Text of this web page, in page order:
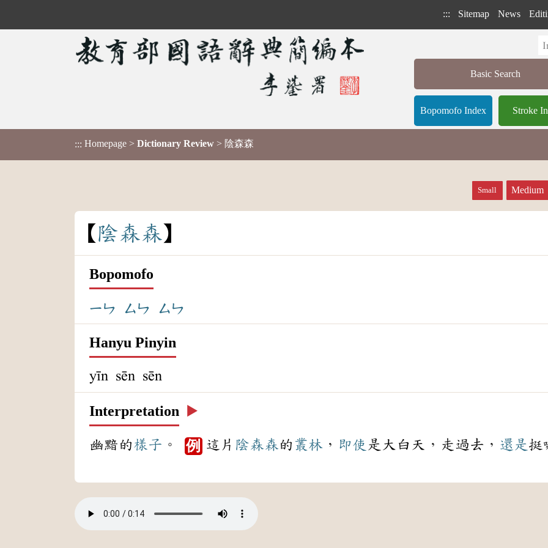
::: Sitemap News
Basic Search
Bopomofo Index Stroke
::: Homepage > Dictionary Review > 陰森森
Small Medium
陰森森
Bopomofo
ㄧㄣ ㄙㄣ ㄙㄣ
Hanyu Pinyin
yīn sēn sēn
Interpretation ▶️
幽黯的樣子 。 例 這片 陰森森的 叢林， 即使 是大白天，走過去， 還是 挺